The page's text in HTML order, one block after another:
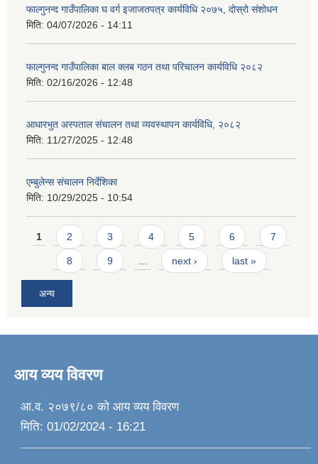
फाल्गुनन्द गाउँपालिका घ वर्ग इजाजतपत्र कार्यविधि २०७५, दोस्रो संशोधन
मिति: 04/07/2026 - 14:11
फाल्गुनन्द गाउँपालिका बाल क्लब गठन तथा परिचालन कार्यविधि २०८२
मिति: 02/16/2026 - 12:48
आधारभुत अस्पताल संचालन तथा व्यवस्थापन कार्यविधि, २०८२
मिति: 11/27/2025 - 12:48
एम्बुलेन्स संचालन निर्देशिका
मिति: 10/29/2025 - 10:54
Pages
1 2 3 4 5 6 7
8 9 next › last »
अन्य
आय व्यय विवरण
आ.व. २०७९/८० को आय व्यय विवरण
मिति: 01/02/2024 - 16:21